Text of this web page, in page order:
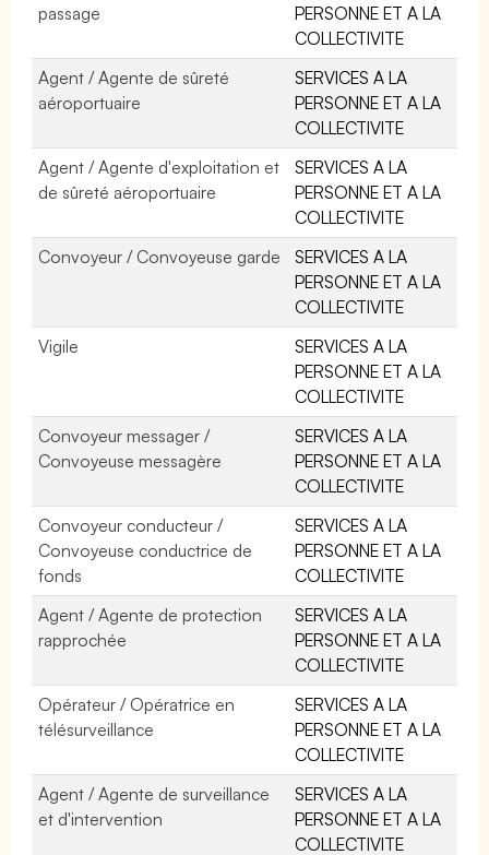
passage
PERSONNE ET A LA
COLLECTIVITE
Agent / Agente de sûreté
aéroportuaire
SERVICES A LA
PERSONNE ET A LA
COLLECTIVITE
Agent / Agente d'exploitation et
de sûreté aéroportuaire
SERVICES A LA
PERSONNE ET A LA
COLLECTIVITE
Convoyeur / Convoyeuse garde
SERVICES A LA
PERSONNE ET A LA
COLLECTIVITE
Vigile
SERVICES A LA
PERSONNE ET A LA
COLLECTIVITE
Convoyeur messager /
Convoyeuse messagère
SERVICES A LA
PERSONNE ET A LA
COLLECTIVITE
Convoyeur conducteur /
Convoyeuse conductrice de
fonds
SERVICES A LA
PERSONNE ET A LA
COLLECTIVITE
Agent / Agente de protection
rapprochée
SERVICES A LA
PERSONNE ET A LA
COLLECTIVITE
Opérateur / Opératrice en
télésurveillance
SERVICES A LA
PERSONNE ET A LA
COLLECTIVITE
Agent / Agente de surveillance
et d'intervention
SERVICES A LA
PERSONNE ET A LA
COLLECTIVITE